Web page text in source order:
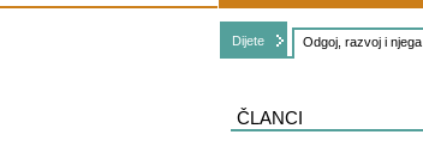
Dijete Odgoj, razvoj i njega
ČLANCI